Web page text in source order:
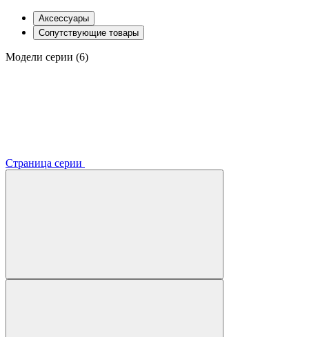
Аксессуары
Сопутствующие товары
Модели серии (6)
Страница серии